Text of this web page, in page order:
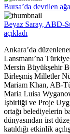
Bursa’da devrilen
Beyaz Saray, ABD-
açıkladı
Ankara’da
Lansmanı’na
Mersin Büyükşehir
Birleşmiş Milletler
Mariam Khan, AB-
Maria Luisa
İşbirliği ve Proje
ortağı belediyelerin
dünyasından üst
katıldığı etkinlik